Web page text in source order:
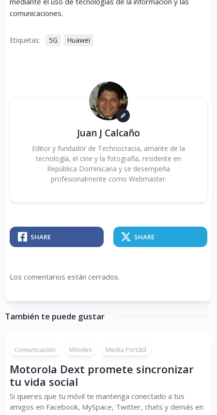
comunicaciones.
Etiquetas: 5G Huawei
Juan J Calcaño
Editor y fundador de Technocracia, amante de la
tecnología, el cine y la fotografía, residente en
República Dominicana y se desempeña
profesionalmente como Webmaster.
SHARE SHARE
Los comentarios están cerrados.
También te puede gustar
Comunicación Móviles Media Portátil
Motorola Dext promete sincronizar
tu vida social
Si quieres que tu móvil te mantenga conectado a tus
amigos en Facebook, MySpace, Twitter, chats y demás en